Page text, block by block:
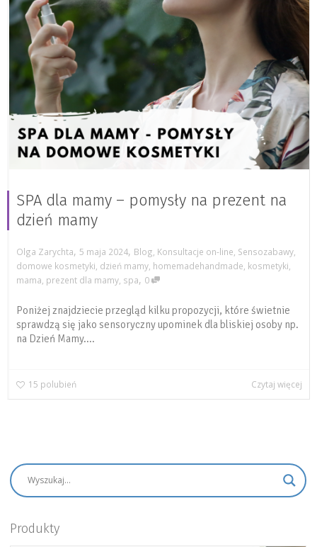
SPA dla mamy – pomysły na prezent na
dzień mamy
Olga Zarychta, 5 maja 2024, Blog Konsultacje on-line Sensozabawy
domowe kosmetyki dzień mamy homemadehandmade kosmetyki
mama prezent dla mamy spa, 0
Poniżej znajdziecie przegląd kilku propozycji, które świetnie
sprawdzą się jako sensoryczny upominek dla bliskiej osoby np.
na Dzień Mamy....
15 polubień Czytaj więcej
Produkty